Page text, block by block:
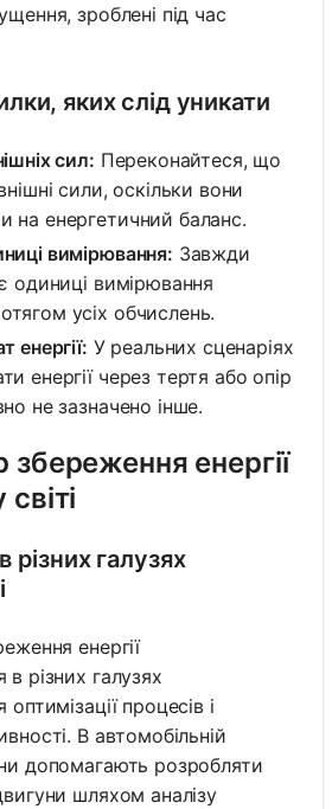
зроблені під час
яких слід уникати
сил: Переконайтеся, що
сили, оскільки вони
на енергетичний баланс.
вимірювання: Завжди
одиниці вимірювання
усіх обчислень.
енергії: У реальних сценаріях
енергії через тертя або опір
не зазначено інше.
збереження енергії
різних галузях
енергії
різних галузях
процесів і
В автомобільній
допомагають розробляти
шляхом аналізу